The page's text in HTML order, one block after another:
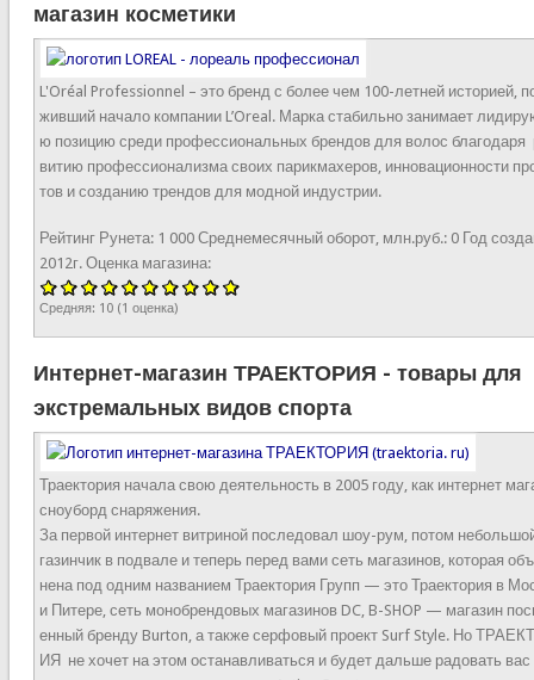
магазин косметики
L'Oréal Professionnel – это бренд с более чем 100-летней историей,
живший начало компании L’Oreal. Марка стабильно занимает
ю позицию среди профессиональных брендов для волос благодаря
витию профессионализма своих парикмахеров, инновационности
тов и созданию трендов для модной индустрии.
Рейтинг Рунета: 1 000 Среднемесячный оборот, млн.руб.: 0 Год
2012г. Оценка магазина:
Средняя: 10 (1 оценка)
Интернет-магазин ТРАЕКТОРИЯ - товары для
экстремальных видов спорта
Траектория начала свою деятельность в 2005 году, как интернет
сноуборд снаряжения.
За первой интернет витриной последовал шоу-рум, потом
газинчик в подвале и теперь перед вами сеть магазинов, которая
нена под одним названием Траектория Групп — это Траектория в
и Питере, сеть монобрендовых магазинов DC, B-SHOP — магазин
енный бренду Burton, а также серфовый проект Surf Style. Но
ИЯ не хочет на этом останавливаться и будет дальше радовать вас